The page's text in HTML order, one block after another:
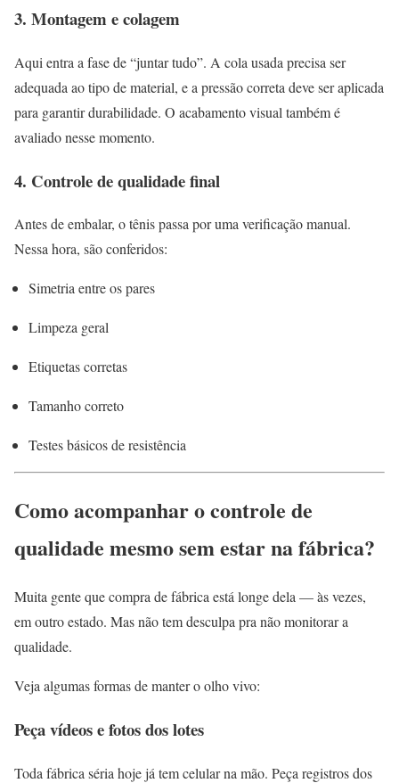
3. Montagem e colagem
Aqui entra a fase de “juntar tudo”. A cola usada precisa ser
adequada ao tipo de material, e a pressão correta deve ser aplicada
para garantir durabilidade. O acabamento visual também é
avaliado nesse momento.
4. Controle de qualidade final
Antes de embalar, o tênis passa por uma verificação manual.
Nessa hora, são conferidos:
Simetria entre os pares
Limpeza geral
Etiquetas corretas
Tamanho correto
Testes básicos de resistência
Como acompanhar o controle de
qualidade mesmo sem estar na fábrica?
Muita gente que compra de fábrica está longe dela — às vezes,
em outro estado. Mas não tem desculpa pra não monitorar a
qualidade.
Veja algumas formas de manter o olho vivo:
Peça vídeos e fotos dos lotes
Toda fábrica séria hoje já tem celular na mão. Peça registros dos